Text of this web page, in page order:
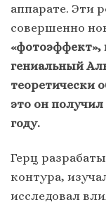
аппарате. Эти
совершенно
«фотоэффект»,
гениальный
теоретически
это он
году.
Герц
контура,
исследовал